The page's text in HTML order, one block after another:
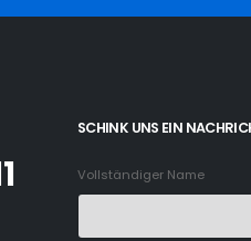
SCHINK UNS EIN
Vollständiger Name